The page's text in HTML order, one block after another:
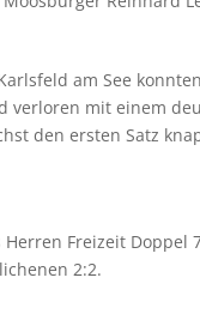
am See
verloren mit einem
den ersten Satz
Freizeit
2:2.